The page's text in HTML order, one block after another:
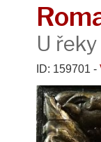
U řeky
ID: 159701 -